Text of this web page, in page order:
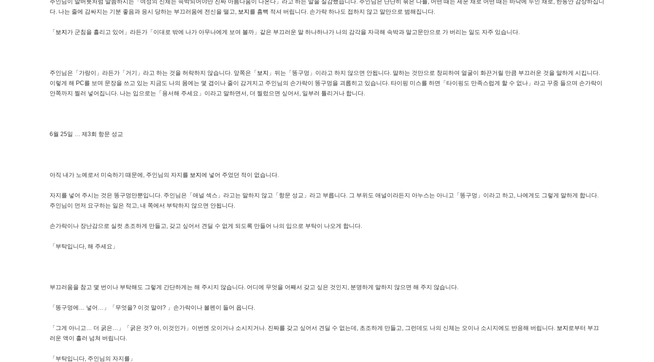
주인님이 말버릇처럼 말씀하시는「여성의 신체는 속박되어야만 진짜 아름다움이 나온다」라고 하는 말을 실감했습니다. 주인님은 단단히 묶은 나를, 어떤 때는 세운 채로 어떤 때는 바닥에 누인 채로, 한동안 감상하십니
다. 나는 줄에 감싸지는 기분 좋음과 응시 당하는 부끄러움에 전신을 떨고, 보지 를 흠뻑 적셔 버립니다. 손가락 하나도 접하지 않고 말만으로 범해집니다.
「 보지 가 군침을 흘리고 있어」라든가「이대로 밖에 나가 아무나에게 보여 볼까」같은 부끄러운 말 하나하나가 나의 감각을 자극해 속박과 말고문만으로 가 버리는 일도 자주 있습니다.
주인님은「가랑이」라든가「거기」라고 하는 것을 허락하지 않습니다. 앞쪽은「 보지 」뒤는「똥구멍」이라고 하지 않으면 안됩니다. 말하는 것만으로 창피하여 얼굴이 화끈거릴 만큼 부끄러운 것을 말하게 시킵니다.
이렇게 해 PC를 보며 문장을 쓰고 있는 지금도 나의 몸에는 몇 겹이나 줄이 감겨지고 주인님의 손가락이 똥구멍을 괴롭히고 있습니다. 타이핑 미스를 하면「타이핑도 만족스럽게 할 수 없나」라고 꾸중 들으며 손가락이
안쪽까지 찔러 넣어집니다. 나는 입으로는「용서해 주세요」이라고 말하면서, 더 찔렀으면 싶어서, 일부러 틀리거나 합니다.
6월 25일 … 제3회 항문 성교
아직 내가 노예로서 미숙하기 때문에, 주인님의 자지를 보지 에 넣어 주었던 적이 없습니다.
자지를 넣어 주시는 것은 똥구멍만뿐입니다. 주인님은「애널 섹스」라고는 말하지 않고「항문 성교」라고 부릅니다. 그 부위도 애널이라든지 아누스는 아니고「똥구멍」이라고 하고, 나에게도 그렇게 말하게 합니다.
주인님이 먼저 요구하는 일은 적고, 내 쪽에서 부탁하지 않으면 안됩니다.
손가락이나 장난감으로 실컷 초조하게 만들고, 갖고 싶어서 견딜 수 없게 되도록 만들어 나의 입으로 부탁이 나오게 합니다.
「부탁입니다, 해 주세요」
부끄러움을 참고 몇 번이나 부탁해도 그렇게 간단하게는 해 주시지 않습니다. 어디에 무엇을 어째서 갖고 싶은 것인지, 분명하게 말하지 않으면 해 주지 않습니다.
「똥구멍에… 넣어…」「무엇을? 이것 말야? 」손가락이나 볼펜이 들어 옵니다.
「그게 아니고… 더 굵은…」「굵은 것? 아, 이것인가」이번엔 오이거나 소시지거나. 진짜를 갖고 싶어서 견딜 수 없는데, 초조하게 만들고, 그런데도 나의 신체는 오이나 소시지에도 반응해 버립니다. 보지 로부터 부끄
러운 액이 흘러 넘쳐 버립니다.
「부탁입니다, 주인님의 자지를」